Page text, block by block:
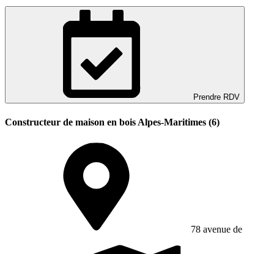
Prendre RDV
Constructeur de maison en bois Alpes-Maritimes (6)
78 avenue de